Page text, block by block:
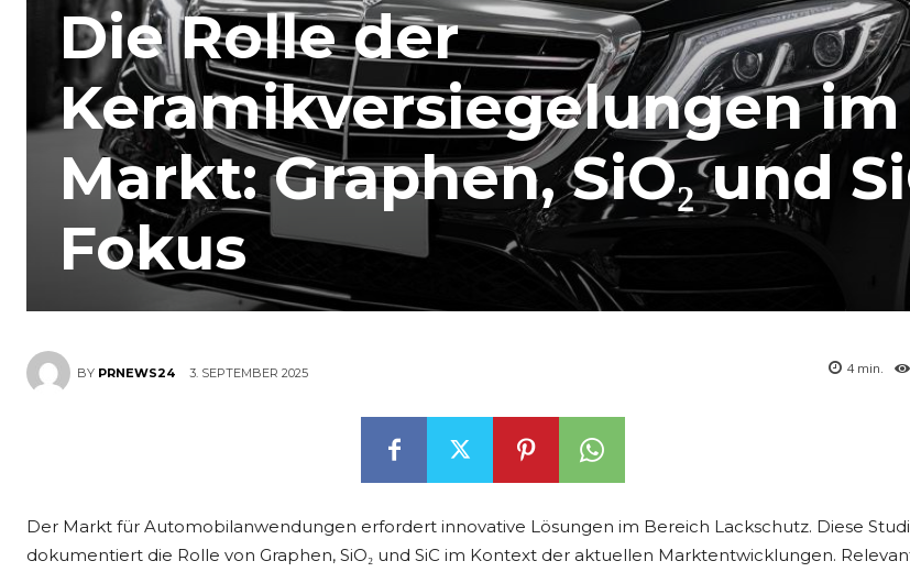
Die Rolle der
Keramikversiegelungen
Markt: Graphen, SiO₂ und
Fokus
BY PRNEWS24 3. SEPTEMBER 2025 4 min.
Der Markt für Automobilanwendungen erfordert innovative Lösungen im Bereich Lackschutz. Diese
dokumentiert die Rolle von Graphen, SiO₂ und SiC im Kontext der aktuellen Marktentwicklungen.